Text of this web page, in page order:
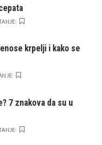
krpelji i kako se
7 znakova da su u